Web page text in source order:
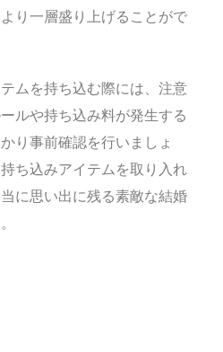
り一層盛り上げることがで
ムを持ち込む際には、注意
ルや持ち込み料が発生する
り事前確認を行いましょ
ち込みアイテムを取り入れ
に思い出に残る素敵な結婚